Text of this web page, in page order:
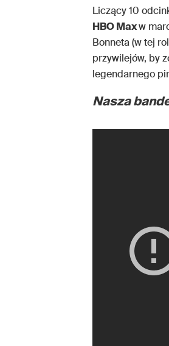
Liczący 10
HBO Maxw
Bonneta (w tej
przywilejów, by
legendarnego
Nasza